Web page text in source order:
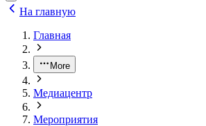
На главную
Главная
More
Медиацентр
Мероприятия